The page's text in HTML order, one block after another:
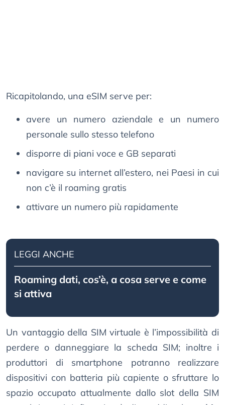
Ricapitolando, una eSIM serve per:
avere un numero aziendale e un numero
personale sullo stesso telefono
disporre di piani voce e GB separati
navigare su internet all’estero, nei Paesi in cui
non c’è il roaming gratis
attivare un numero più rapidamente
LEGGI ANCHE
Roaming dati, cos’è, a cosa serve e come
si attiva
Un vantaggio della SIM virtuale è l’impossibilità di
perdere o danneggiare la scheda SIM; inoltre i
produttori di smartphone potranno realizzare
dispositivi con batteria più capiente o sfruttare lo
spazio occupato attualmente dallo slot della SIM